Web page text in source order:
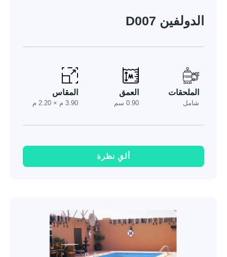
الدولفين D007
الملحقات
شامل
العمق
0.90 سم
المقاس
3.90 م × 2.20 م
ألقِ نظرة